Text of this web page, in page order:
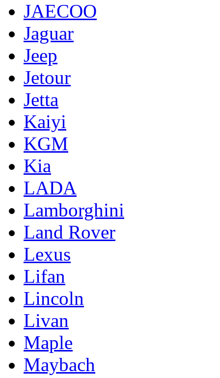
JAECOO
Jaguar
Jeep
Jetour
Jetta
Kaiyi
KGM
Kia
LADA
Lamborghini
Land Rover
Lexus
Lifan
Lincoln
Livan
Maple
Maybach